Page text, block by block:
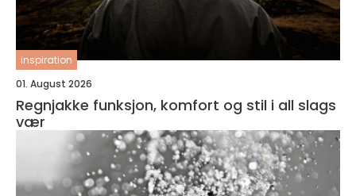
inspiration
01. August 2026
Regnjakke funksjon, komfort og stil i all slags
vær